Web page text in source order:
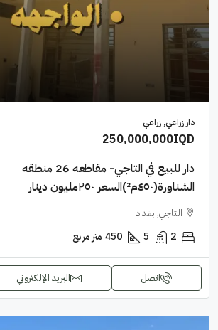
دار زراعي, زراعي
250,000,000IQD
دار للبيع في التاجي- مقاطعه 26 منطقه
الشناورة(٤٥٠م²)السعر ٢٥٠مليون دينار
التاجي, بغداد
2
5
450 متر مربع
اتصل البريد الإلكتروني